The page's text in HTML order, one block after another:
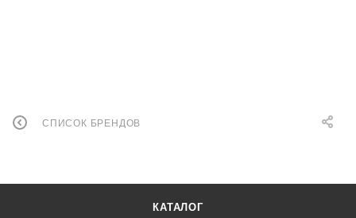
СПИСОК БРЕНДОВ
КАТАЛОГ